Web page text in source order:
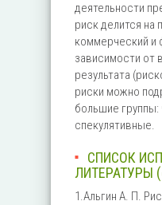
деятельности
риск делится на
коммерческий и
зависимости от
результата
риски можно
большие группы:
спекулятивные.
СПИСОК
ЛИТЕРАТУРЫ
1.Альгин А. П.